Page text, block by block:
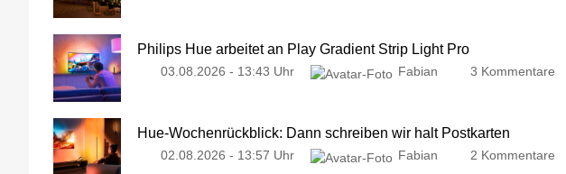
Philips Hue arbeitet an Play Gradient Strip Light Pro
03.08.2026 - 13:43 Uhr Fabian 3 Kommentare
Hue-Wochenrückblick: Dann schreiben wir halt Postkarten
02.08.2026 - 13:57 Uhr Fabian 2 Kommentare